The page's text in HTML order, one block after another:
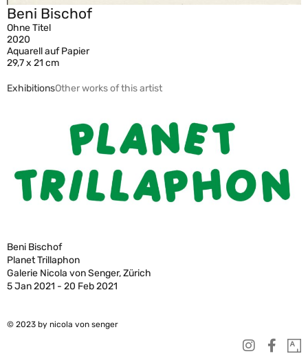
Beni Bischof
Ohne Titel
2020
Aquarell auf Papier
29,7 x 21 cm
ExhibitionsOther works of this artist
Beni Bischof
Planet Trillaphon
Galerie Nicola von Senger, Zürich
5 Jan 2021 - 20 Feb 2021
© 2023 by nicola von senger